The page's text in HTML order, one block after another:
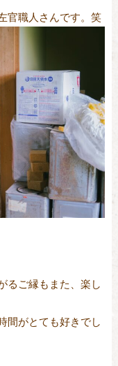
官職人さんです。笑
るご縁もまた、楽し
間がとても好きでし